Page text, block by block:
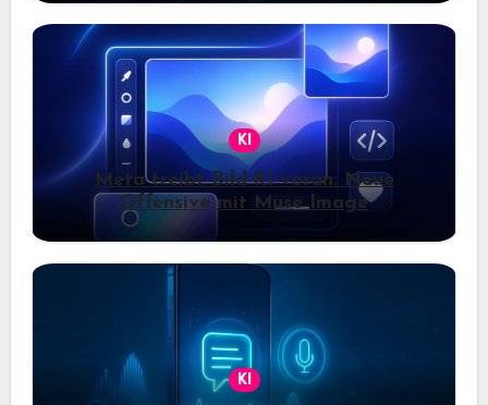
KI
Meta treibt Bild-KI voran: Neue
Offensive mit Muse Image
KI